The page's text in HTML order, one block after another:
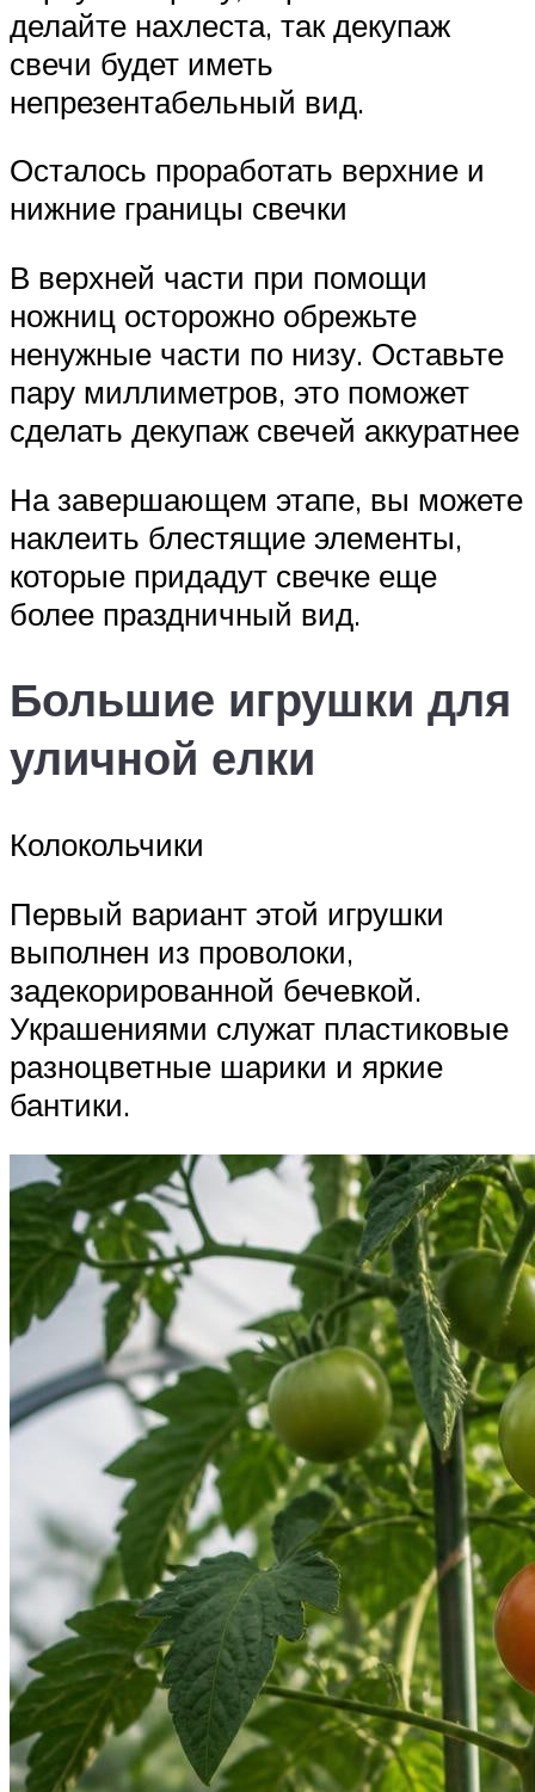
делайте нахлеста, так декупаж
свечи будет иметь
непрезентабельный вид.
Осталось проработать верхние и
нижние границы свечки
В верхней части при помощи
ножниц осторожно обрежьте
ненужные части по низу. Оставьте
пару миллиметров, это поможет
сделать декупаж свечей аккуратнее
На завершающем этапе, вы можете
наклеить блестящие элементы,
которые придадут свечке еще
более праздничный вид.
Большие игрушки для
уличной елки
Колокольчики
Первый вариант этой игрушки
выполнен из проволоки,
задекорированной бечевкой.
Украшениями служат пластиковые
разноцветные шарики и яркие
бантики.